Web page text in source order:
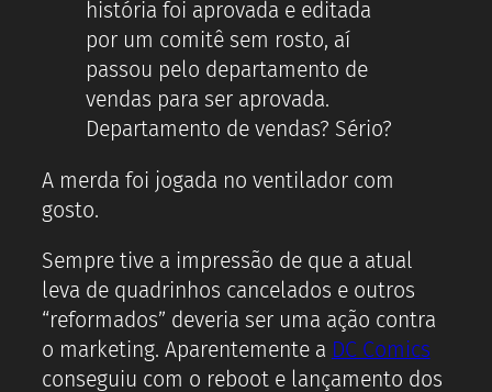
história foi aprovada e editada
por um comitê sem rosto, aí
passou pelo departamento de
vendas para ser aprovada.
Departamento de vendas? Sério?
A merda foi jogada no ventilador com
gosto.
Sempre tive a impressão de que a atual
leva de quadrinhos cancelados e outros
“reformados” deveria ser uma ação contra
o marketing. Aparentemente a DC Comics
conseguiu com o reboot e lançamento dos